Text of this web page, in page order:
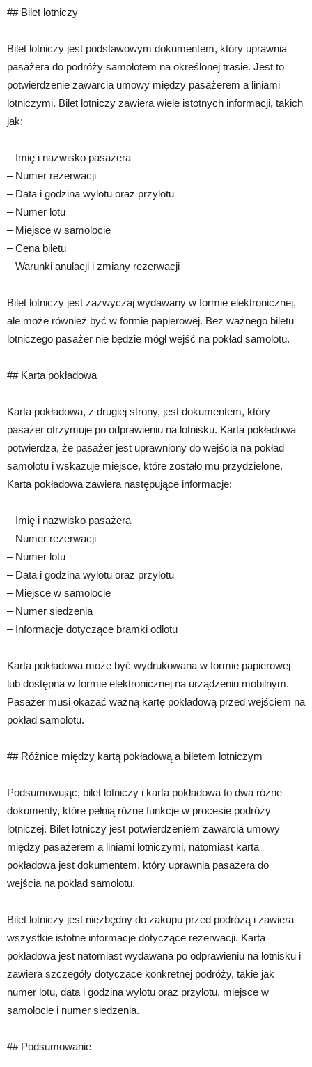
## Bilet lotniczy
Bilet lotniczy jest podstawowym dokumentem, który uprawnia
pasażera do podróży samolotem na określonej trasie. Jest to
potwierdzenie zawarcia umowy między pasażerem a liniami
lotniczymi. Bilet lotniczy zawiera wiele istotnych informacji, takich
jak:
– Imię i nazwisko pasażera
– Numer rezerwacji
– Data i godzina wylotu oraz przylotu
– Numer lotu
– Miejsce w samolocie
– Cena biletu
– Warunki anulacji i zmiany rezerwacji
Bilet lotniczy jest zazwyczaj wydawany w formie elektronicznej,
ale może również być w formie papierowej. Bez ważnego biletu
lotniczego pasażer nie będzie mógł wejść na pokład samolotu.
## Karta pokładowa
Karta pokładowa, z drugiej strony, jest dokumentem, który
pasażer otrzymuje po odprawieniu na lotnisku. Karta pokładowa
potwierdza, że pasażer jest uprawniony do wejścia na pokład
samolotu i wskazuje miejsce, które zostało mu przydzielone.
Karta pokładowa zawiera następujące informacje:
– Imię i nazwisko pasażera
– Numer rezerwacji
– Numer lotu
– Data i godzina wylotu oraz przylotu
– Miejsce w samolocie
– Numer siedzenia
– Informacje dotyczące bramki odlotu
Karta pokładowa może być wydrukowana w formie papierowej
lub dostępna w formie elektronicznej na urządzeniu mobilnym.
Pasażer musi okazać ważną kartę pokładową przed wejściem na
pokład samolotu.
## Różnice między kartą pokładową a biletem lotniczym
Podsumowując, bilet lotniczy i karta pokładowa to dwa różne
dokumenty, które pełnią różne funkcje w procesie podróży
lotniczej. Bilet lotniczy jest potwierdzeniem zawarcia umowy
między pasażerem a liniami lotniczymi, natomiast karta
pokładowa jest dokumentem, który uprawnia pasażera do
wejścia na pokład samolotu.
Bilet lotniczy jest niezbędny do zakupu przed podróżą i zawiera
wszystkie istotne informacje dotyczące rezerwacji. Karta
pokładowa jest natomiast wydawana po odprawieniu na lotnisku i
zawiera szczegóły dotyczące konkretnej podróży, takie jak
numer lotu, data i godzina wylotu oraz przylotu, miejsce w
samolocie i numer siedzenia.
## Podsumowanie